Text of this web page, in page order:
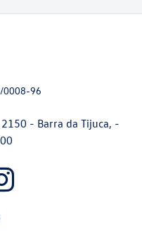
0008-96
- Barra da Tijuca, -